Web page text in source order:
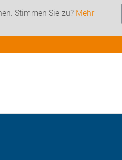
Stimmen Sie zu? Mehr